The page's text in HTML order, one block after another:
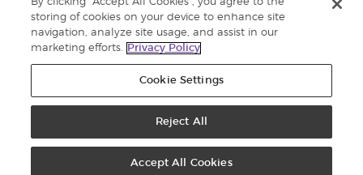
Ilmainen yhteydenotto lankanumeroista Suomesta
913 239
Email: asiakaspalvelu@youngliving.com
pidätetään. |Yksityisyydensuoja
storing of cookies on your device to enhance site
navigation, analyze site usage, and assist in our
marketing efforts.
Privacy Policy
Cookie Settings
Reject All
Accept All Cookies